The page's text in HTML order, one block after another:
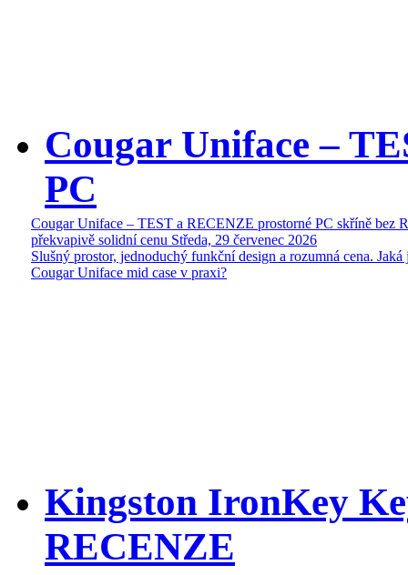
Cougar Uniface –
PC
Cougar Uniface – TEST a RECENZE prostorné PC skříně bez
překvapivě solidní cenu Středa, 29 červenec 2026
Slušný prostor, jednoduchý funkční design a rozumná cena. Jaká
Cougar Uniface mid case v praxi?
Kingston IronKey
RECENZE